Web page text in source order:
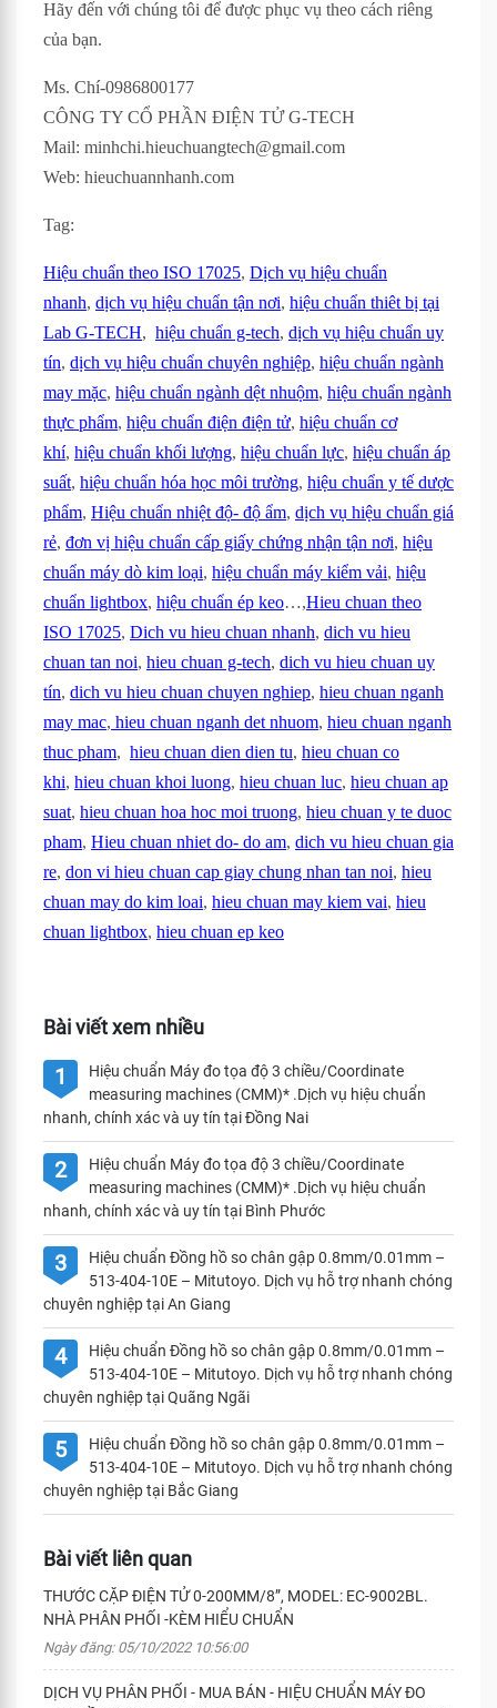
Hãy đến với chúng tôi để được phục vụ theo cách riêng
của bạn.
Ms. Chí-0986800177
CÔNG TY CỔ PHẦN ĐIỆN TỬ G-TECH
Mail: minhchi.hieuchuangtech@gmail.com
Web: hieuchuannhanh.com
Tag:
Hiệu chuẩn theo ISO 17025, Dịch vụ hiệu chuẩn
nhanh, dịch vụ hiệu chuẩn tận nơi, hiệu chuẩn thiêt bị tại
Lab G-TECH, hiệu chuẩn g-tech, dịch vụ hiệu chuẩn uy
tín, dịch vụ hiệu chuẩn chuyên nghiệp, hiệu chuẩn ngành
may mặc, hiệu chuẩn ngành dệt nhuộm, hiệu chuẩn ngành
thực phẩm, hiệu chuẩn điện điện tử, hiệu chuẩn cơ
khí, hiệu chuẩn khối lượng, hiệu chuẩn lực, hiệu chuẩn áp
suất, hiệu chuẩn hóa học môi trường, hiệu chuẩn y tế dược
phẩm, Hiệu chuẩn nhiệt độ- độ ẩm, dịch vụ hiệu chuẩn giá
rẻ, đơn vị hiệu chuẩn cấp giấy chứng nhận tận nơi, hiệu
chuẩn máy dò kim loại, hiệu chuẩn máy kiểm vải, hiệu
chuẩn lightbox, hiệu chuẩn ép keo…,Hieu chuan theo
ISO 17025, Dich vu hieu chuan nhanh, dich vu hieu
chuan tan noi, hieu chuan g-tech, dich vu hieu chuan uy
tín, dich vu hieu chuan chuyen nghiep, hieu chuan nganh
may mac, hieu chuan nganh det nhuom, hieu chuan nganh
thuc pham, hieu chuan dien dien tu, hieu chuan co
khi, hieu chuan khoi luong, hieu chuan luc, hieu chuan ap
suat, hieu chuan hoa hoc moi truong, hieu chuan y te duoc
pham, Hieu chuan nhiet do- do am, dich vu hieu chuan gia
re, don vi hieu chuan cap giay chung nhan tan noi, hieu
chuan may do kim loai, hieu chuan may kiem vai, hieu
chuan lightbox, hieu chuan ep keo
Bài viết xem nhiều
1
Hiệu chuẩn Máy đo tọa độ 3 chiều/Coordinate
measuring machines (CMM)* .Dịch vụ hiệu chuẩn
nhanh, chính xác và uy tín tại Đồng Nai
2
Hiệu chuẩn Máy đo tọa độ 3 chiều/Coordinate
measuring machines (CMM)* .Dịch vụ hiệu chuẩn
nhanh, chính xác và uy tín tại Bình Phước
3
Hiệu chuẩn Đồng hồ so chân gập 0.8mm/0.01mm –
513-404-10E – Mitutoyo. Dịch vụ hỗ trợ nhanh chóng
chuyên nghiệp tại An Giang
4
Hiệu chuẩn Đồng hồ so chân gập 0.8mm/0.01mm –
513-404-10E – Mitutoyo. Dịch vụ hỗ trợ nhanh chóng
chuyên nghiệp tại Quãng Ngãi
5
Hiệu chuẩn Đồng hồ so chân gập 0.8mm/0.01mm –
513-404-10E – Mitutoyo. Dịch vụ hỗ trợ nhanh chóng
chuyên nghiệp tại Bắc Giang
Bài viết liên quan
THƯỚC CẶP ĐIỆN TỬ 0-200MM/8”, MODEL: EC-9002BL.
NHÀ PHÂN PHỐI -KÈM HIỂU CHUẨN
Ngày đăng: 05/10/2022 10:56:00
DỊCH VỤ PHÂN PHỐI - MUA BÁN - HIỆU CHUẨN MÁY ĐO